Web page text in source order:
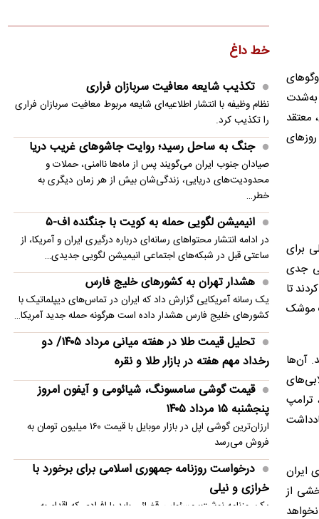
به‌شدت
معتقد
برای
جدی
تا
موشک
آن‌ها
ترامپ
ایران
از
۱۵ مرداد ۱۴۰۵
برگزاری امتحانات نهایی معوق و غایبان موجه در
هشدار تهران به کشورهای خلیج فارس
قیمت نفت امروز پنجشنبه ۱۵ مرداد ۱۴۰۵
ائتلاف پارلمانی عراق: استفاده از خاک ما برای حمله
به همسایگان ممنوع است
خط داغ
تکذیب شایعه معافیت سربازان فراری
نظام وظیفه با انتشار اطلاعیه‌ای شایعه مربوط معافیت سربازان فراری
را تکذیب کرد.
جنگ به ساحل رسید؛ روایت جاشوهای غریب دریا
صیادان جنوب ایران می‌گویند پس از ماه‌ها ناامنی، حملات و
محدودیت‌های دریایی، زندگی‌شان بیش از هر زمان دیگری به
خطر…
انیمیشن لگویی حمله به کویت با جنگنده اف-۵
در ادامه انتشار محتواهای رسانه‌ای درباره درگیری ایران و آمریکا، از
ساعتی قبل در شبکه‌های اجتماعی انیمیشن لگویی جدیدی…
هشدار تهران به کشورهای خلیج فارس
یک رسانه آمریکایی گزارش داد که ایران در تماس‌های دیپلماتیک با
کشورهای خلیج فارس هشدار داده است هرگونه حمله جدید آمریکا…
تحلیل قیمت طلا در هفته میانی مرداد ۱۴۰۵/ دو
رخداد مهم هفته در بازار طلا و نقره
قیمت گوشی سامسونگ، شیائومی و آیفون امروز
پنجشنبه ۱۵ مرداد ۱۴۰۵
ارزان‌ترین گوشی اپل در بازار موبایل با قیمت ۱۶۰ میلیون تومان به
فروش می‌رسد
درخواست روزنامه جمهوری اسلامی برای برخورد با
خرازی و نیلی
یک روزنامه نوشت: مسئولین قضائی باید با افرادی که اقدام به